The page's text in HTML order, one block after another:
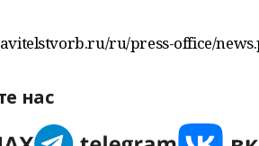
ru/press-office/
нас